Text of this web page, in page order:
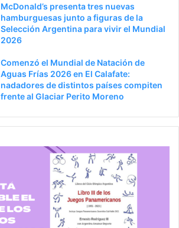
McDonald’s presenta tres nuevas
hamburguesas junto a figuras de la
Selección Argentina para vivir el Mundial
2026
Comenzó el Mundial de Natación de
Aguas Frías 2026 en El Calafate:
nadadores de distintos países compiten
frente al Glaciar Perito Moreno